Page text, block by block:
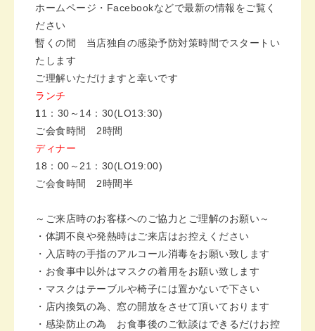
ホームページ・Facebookなどで最新の情報をご覧く
ださい
暫くの間 当店独自の感染予防対策時間でスタートい
たします
ご理解いただけますと幸いです
ランチ
1 1：30～14：30(LO13:30)
ご会食時間 2時間
ディナー
18：00～21：30(LO19:00)
ご会食時間 2時間半
～ご来店時のお客様へのご協力とご理解のお願い～
・体調不良や発熱時はご来店はお控えください
・入店時の手指のアルコール消毒をお願い致します
・お食事中以外はマスクの着用をお願い致します
・マスクはテーブルや椅子には置かないで下さい
・店内換気の為、窓の開放をさせて頂いております
・感染防止の為 お食事後のご歓談はできるだけお控